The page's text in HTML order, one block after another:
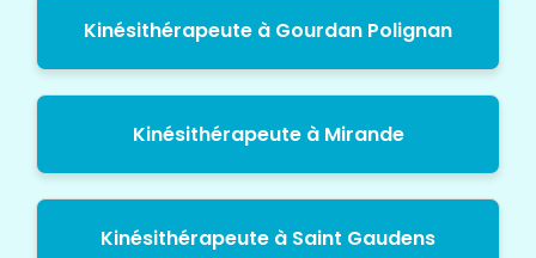
Kinésithérapeute à Gourdan Polignan
Kinésithérapeute à Mirande
Kinésithérapeute à Saint Gaudens